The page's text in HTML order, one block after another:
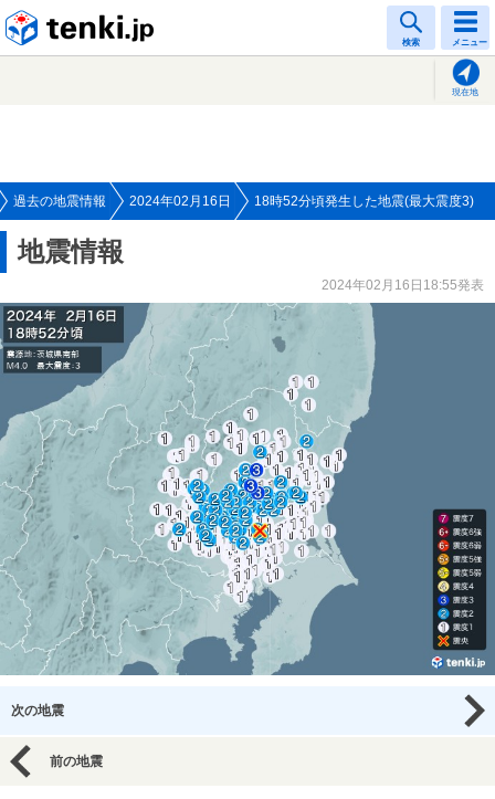
検索 メニュー
現在地
過去の地震情報 2024年02月16日 18時52分頃発生した地震(最大震度3)
地震情報
2024年02月16日18:55発表
次の地震
前の地震